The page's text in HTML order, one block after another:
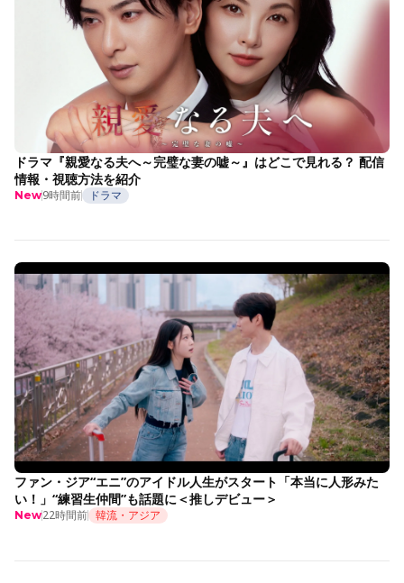
ドラマ『親愛なる夫へ～完璧な妻の嘘～』はどこで見れる？ 配信
情報・視聴方法を紹介
New9時間前 ドラマ
ファン・ジア“エニ”のアイドル人生がスタート「本当に人形みた
い！」“練習生仲間”も話題に＜推しデビュー＞
New22時間前 韓流・アジア